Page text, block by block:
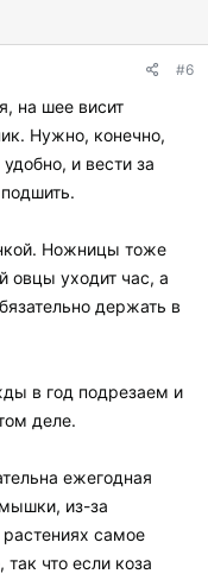
#6
на шее висит
Нужно, конечно,
и вести за
Ножницы тоже
овцы уходит час, а
держать в
в год подрезаем и
деле.
ежегодная
из-за
растениях самое
что если коза